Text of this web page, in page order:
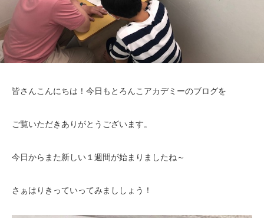
皆さんこんにちは！今日もとろんこアカデミーのブログを
ご覧いただきありがとうございます。
今日からまた新しい１週間が始まりましたね～
さぁはりきっていってみまししょう！